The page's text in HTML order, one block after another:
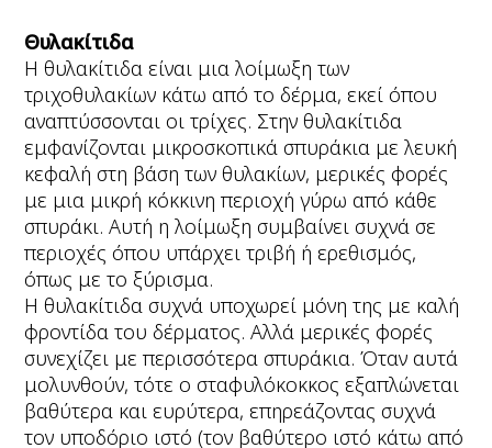
Θυλακίτιδα
Η θυλακίτιδα είναι μια λοίμωξη των
τριχοθυλακίων κάτω από το δέρμα, εκεί όπου
αναπτύσσονται οι τρίχες. Στην θυλακίτιδα
εμφανίζονται μικροσκοπικά σπυράκια με λευκή
κεφαλή στη βάση των θυλακίων, μερικές φορές
με μια μικρή κόκκινη περιοχή γύρω από κάθε
σπυράκι. Αυτή η λοίμωξη συμβαίνει συχνά σε
περιοχές όπου υπάρχει τριβή ή ερεθισμός,
όπως με το ξύρισμα.
Η θυλακίτιδα συχνά υποχωρεί μόνη της με καλή
φροντίδα του δέρματος. Αλλά μερικές φορές
συνεχίζει με περισσότερα σπυράκια. Όταν αυτά
μολυνθούν, τότε ο σταφυλόκοκκος εξαπλώνεται
βαθύτερα και ευρύτερα, επηρεάζοντας συχνά
τον υποδόριο ιστό (τον βαθύτερο ιστό κάτω από